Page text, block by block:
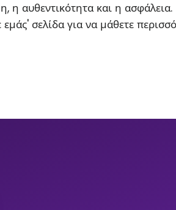
η αυθεντικότητα και η
εμάς' σελίδα για να μάθετε